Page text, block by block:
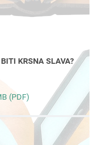
KRSNA SLAVA?
(PDF)